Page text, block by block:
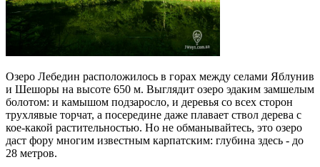
Озеро Лебедин расположилось в горах между селами Яблунив
и Шешоры на высоте 650 м. Выглядит озеро эдаким замшелым
болотом: и камышом подзаросло, и деревья со всех сторон
трухлявые торчат, а посередине даже плавает ствол дерева с
кое-какой растительностью. Но не обманывайтесь, это озеро
даст фору многим известным карпатским: глубина здесь - до
28 метров.